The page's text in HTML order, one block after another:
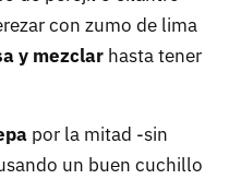
con zumo de lima
y mezclar hasta tener
por la mitad -sin
un buen cuchillo